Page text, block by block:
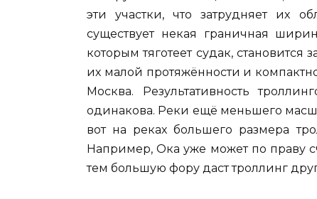
эти участки, что затрудняет их
существует некая граничная
которым тяготеет судак,
их малой протяжённости и
Москва. Результативность
одинакова. Реки ещё меньшего
вот на реках большего размера
Например, Ока уже может по праву
тем большую фору даст троллинг